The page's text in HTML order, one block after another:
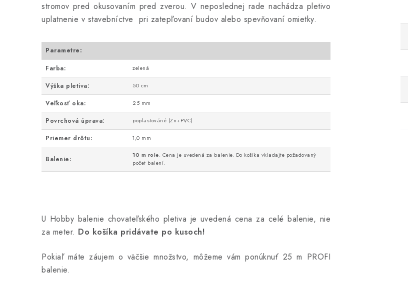
stromov pred okusovaním pred zverou. V neposlednej rade nachádza pletivo
uplatnenie v stavebníctve pri zatepľovaní budov alebo spevňovaní omietky.
Parametre:
Farba:
zelená
Výška pletiva: 50 cm
Veľkosť oka: 25 mm
Povrchová úprava: poplastováné (Zn+PVC)
Priemer drôtu: 1,0 mm
Balenie: 10 m role. Cena je uvedená za balenie. Do košíka vkladajte požadovaný
počet balení.
U Hobby balenie chovateľského pletiva je uvedená cena za celé balenie, nie
za meter. Do košíka pridávate po kusoch!
Pokiaľ máte záujem o väčšie množstvo, môžeme vám ponúknuť 25 m PROFI
balenie.